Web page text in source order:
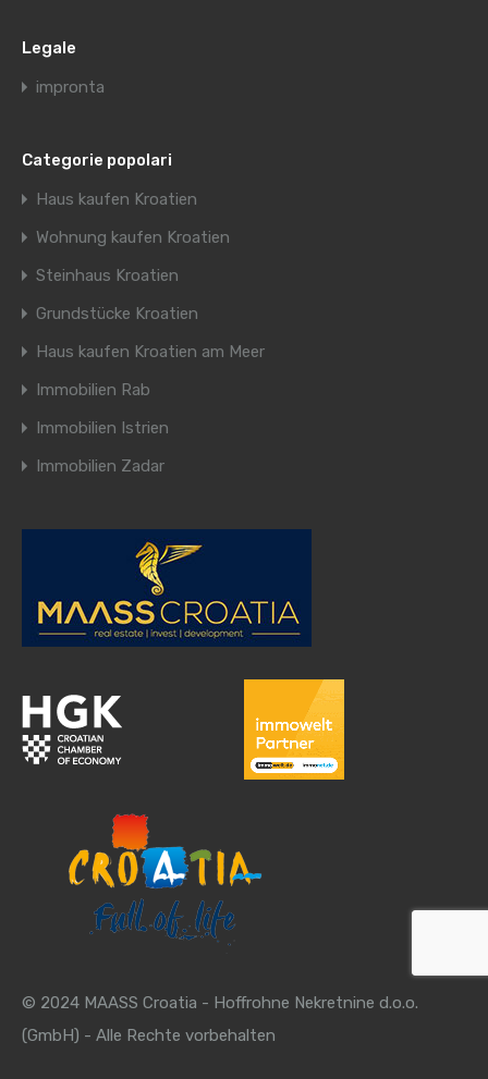
Legale
impronta
Categorie popolari
Haus kaufen Kroatien
Wohnung kaufen Kroatien
Steinhaus Kroatien
Grundstücke Kroatien
Haus kaufen Kroatien am Meer
Immobilien Rab
Immobilien Istrien
Immobilien Zadar
© 2024 MAASS Croatia - Hoffrohne Nekretnine d.o.o.
(GmbH) - Alle Rechte vorbehalten